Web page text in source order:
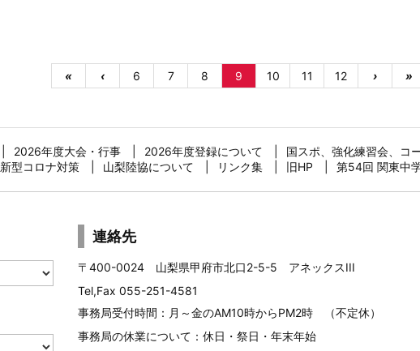
« ‹ 6 7 8 9 10 11 12 › »
2026年度大会・行事 2026年度登録について 国スポ、強化練習会、コ
新型コロナ対策 山梨陸協について リンク集 旧HP 第54回 関東中
連絡先
〒400-0024 山梨県甲府市北口2-5-5 アネックスIII
Tel,Fax 055-251-4581
事務局受付時間：月～金のAM10時からPM2時 （不定休）
事務局の休業について：休日・祭日・年末年始